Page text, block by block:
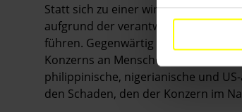
Statt sich zu einer wirklichen
aufgrund der verantwortungslosen
führen. Gegenwärtig sind mehr als
Konzerns an
philippinische, nigerianische und
den Schaden, den der Konzern im